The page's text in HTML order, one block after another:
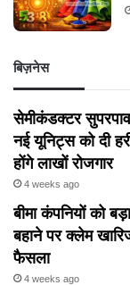
बिज़नेस
सेमीकंडक्टर
नई यूनिट्स को दी
होंगे लाखों रोजगार
4 weeks ago
बीमा कंपनियों को
बहाने पर क्लेम
फैसला
4 weeks ago